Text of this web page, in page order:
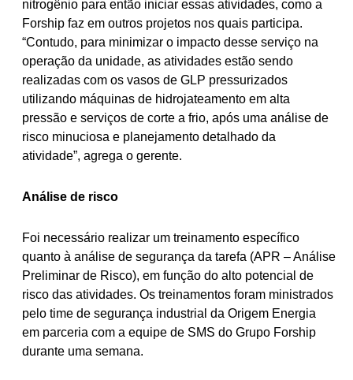
nitrogênio para então iniciar essas atividades, como a
Forship faz em outros projetos nos quais participa.
“Contudo, para minimizar o impacto desse serviço na
operação da unidade, as atividades estão sendo
realizadas com os vasos de GLP pressurizados
utilizando máquinas de hidrojateamento em alta
pressão e serviços de corte a frio, após uma análise de
risco minuciosa e planejamento detalhado da
atividade”, agrega o gerente.
Análise de risco
Foi necessário realizar um treinamento específico
quanto à análise de segurança da tarefa (APR – Análise
Preliminar de Risco), em função do alto potencial de
risco das atividades. Os treinamentos foram ministrados
pelo time de segurança industrial da Origem Energia
em parceria com a equipe de SMS do Grupo Forship
durante uma semana.